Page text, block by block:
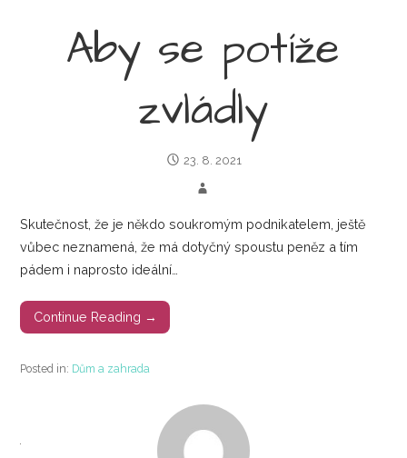
Aby se potíže
zvládly
23. 8. 2021
Skutečnost, že je někdo soukromým podnikatelem, ještě
vůbec neznamená, že má dotyčný spoustu peněz a tím
pádem i naprosto ideální…
Continue Reading →
Posted in: Dům a zahrada